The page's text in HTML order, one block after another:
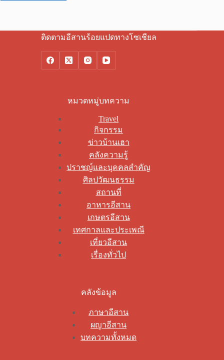
ติดตามอีสานร้อยแปดทางโซเชียล
หมวดหมู่บทความ
Travel
กิจกรรม
ข่าวบ้านเฮา
คลังความรู้
ปราชญ์และบุคคลสำคัญ
ศิลปวัฒนธรรม
สถานที่
อาหารอีสาน
เกษตรอีสาน
เทศกาลและประเพณี
เที่ยวอีสาน
เรื่องทั่วไป
คลังข้อมูล
ภาษาอีสาน
ผญาอีสาน
บทความทั้งหมด